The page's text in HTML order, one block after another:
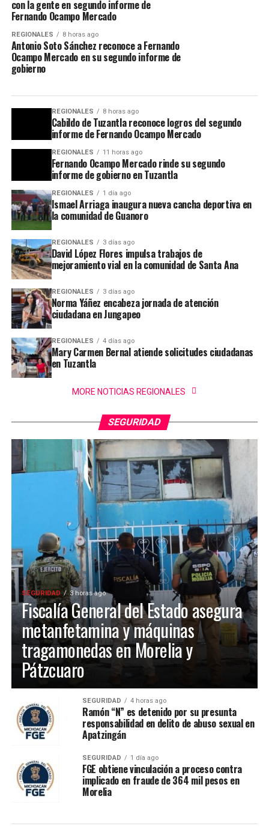
con la gente en segundo informe de
Fernando Ocampo Mercado
REGIONALES 8 horas ago
Antonio Soto Sánchez reconoce a Fernando
Ocampo Mercado en su segundo informe de
gobierno
REGIONALES 8 horas ago
Cabildo de Tuzantla reconoce logros del segundo
informe de Fernando Ocampo Mercado
REGIONALES 11 horas ago
Fernando Ocampo Mercado rinde su segundo
informe de gobierno en Tuzantla
REGIONALES 1 día ago
Ismael Arriaga inaugura nueva cancha deportiva en
la comunidad de Guanoro
REGIONALES 3 días ago
David López Flores impulsa trabajos de
mejoramiento vial en la comunidad de Santa Ana
REGIONALES 3 días ago
Norma Yáñez encabeza jornada de atención
ciudadana en Jungapeo
REGIONALES 4 días ago
Mary Carmen Bernal atiende solicitudes ciudadanas
en Tuzantla
MORE NOTICIAS REGIONALES
SEGURIDAD
SEGURIDAD 3 horas ago
Fiscalía General del Estado asegura
metanfetamina y máquinas
tragamonedas en Morelia y
Pátzcuaro
SEGURIDAD 4 horas ago
Ramón “N” es detenido por su presunta
responsabilidad en delito de abuso sexual en
Apatzingán
SEGURIDAD 1 día ago
FGE obtiene vinculación a proceso contra
implicado en fraude de 364 mil pesos en
Morelia